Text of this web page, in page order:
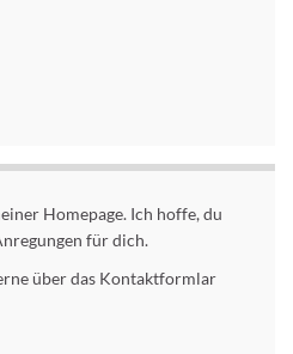
Homepage. Ich hoffe, du
für dich.
über das Kontaktformlar